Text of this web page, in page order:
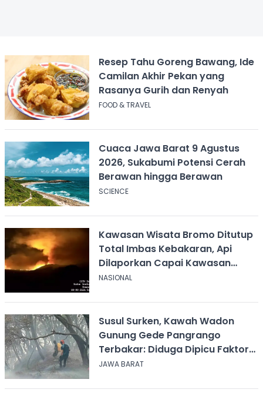
Resep Tahu Goreng Bawang, Ide
Camilan Akhir Pekan yang
Rasanya Gurih dan Renyah
FOOD & TRAVEL
Cuaca Jawa Barat 9 Agustus
2026, Sukabumi Potensi Cerah
Berawan hingga Berawan
SCIENCE
Kawasan Wisata Bromo Ditutup
Total Imbas Kebakaran, Api
Dilaporkan Capai Kawasan
Sabana
NASIONAL
Susul Surken, Kawah Wadon
Gunung Gede Pangrango
Terbakar: Diduga Dipicu Faktor
Alam
JAWA BARAT